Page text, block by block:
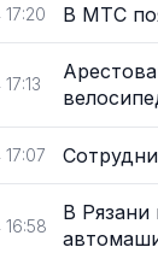
17:20 В МТС
17:07
16:58
В